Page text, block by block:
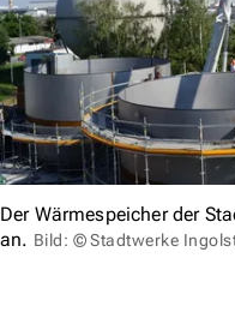
Der Wärmespeicher der
an. Bild: © Stadtwerke